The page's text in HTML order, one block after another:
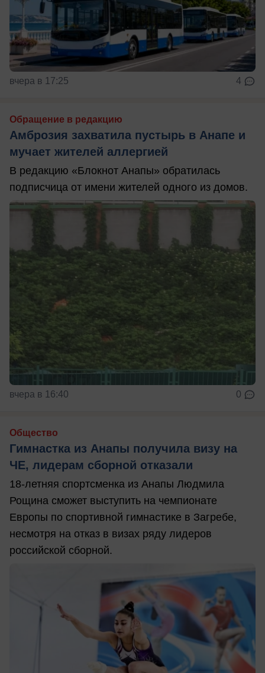
вчера в 17:25 4
Обращение в редакцию
Амброзия захватила пустырь в Анапе и
мучает жителей аллергией
В редакцию «Блокнот Анапы» обратилась
подписчица от имени жителей одного из домов.
вчера в 16:40 0
Общество
Гимнастка из Анапы получила визу на
ЧЕ, лидерам сборной отказали
18-летняя спортсменка из Анапы Людмила
Рощина сможет выступить на чемпионате
Европы по спортивной гимнастике в Загребе,
несмотря на отказ в визах ряду лидеров
российской сборной.